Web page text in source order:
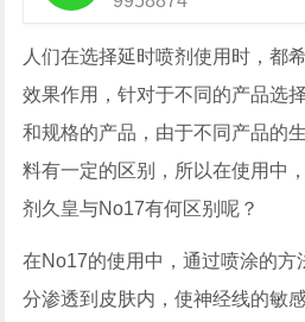
人们在选择延时喷剂使用时，都
效果作用，针对于不同的产品选
和规格的产品，由于不同产品的
料有一定的区别，所以在使用中
剂久皇与No17有何区别呢？
在No17的使用中，通过喷涂的方
分渗透到皮肤内，使神经线的敏